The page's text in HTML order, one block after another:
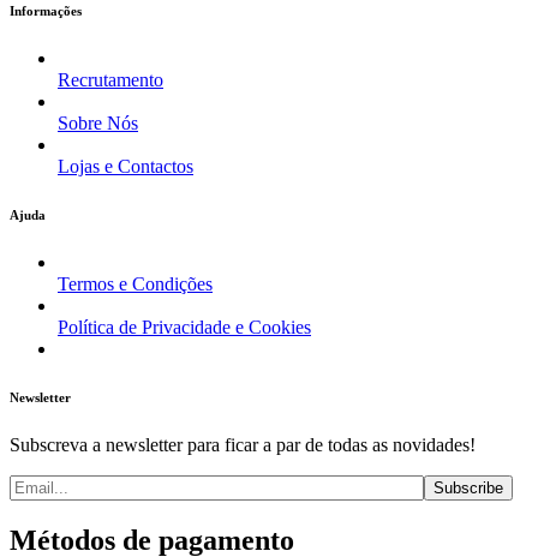
Informações
Recrutamento
Sobre Nós
Lojas e Contactos
Ajuda
Termos e Condições
Política de Privacidade e Cookies
Newsletter
Subscreva a newsletter para ficar a par de todas as novidades!
Métodos de pagamento